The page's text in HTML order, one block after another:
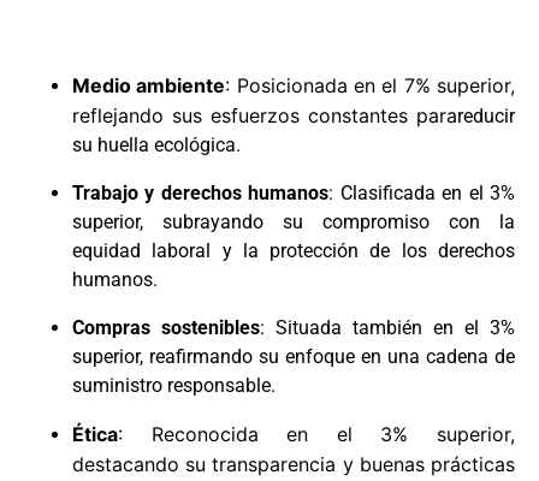
Medio ambiente: Posicionada en el 7% superior,
reflejando sus esfuerzos constantes parareducir
su huella ecológica.
Trabajo y derechos humanos: Clasificada en el 3%
superior, subrayando su compromiso con la
equidad laboral y la protección de los derechos
humanos.
Compras sostenibles: Situada también en el 3%
superior, reafirmando su enfoque en una cadena de
suministro responsable.
Ética: Reconocida en el 3% superior,
destacando su transparencia y buenas prácticas